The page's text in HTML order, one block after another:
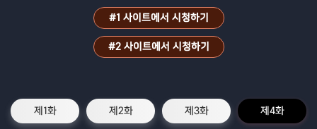
#1 사이트에서 시청하기
#2 사이트에서 시청하기
제1화 제2화 제3화 제4화